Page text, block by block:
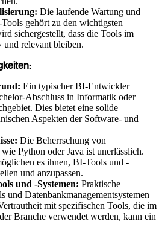
Die laufende Wartung und
gehört zu den wichtigsten
sichergestellt, dass die Tools im
relevant bleiben.
Ein typischer BI-Entwickler
Abschluss in Informatik oder
Dies bietet eine solide
Aspekten der Software- und
Die Beherrschung von
Python oder Java ist unerlässlich.
es ihnen, BI-Tools und -
und anzupassen.
und -Systemen: Praktische
und Datenbankmanagementsystemen
mit spezifischen Tools, die im
Branche verwendet werden, kann ein